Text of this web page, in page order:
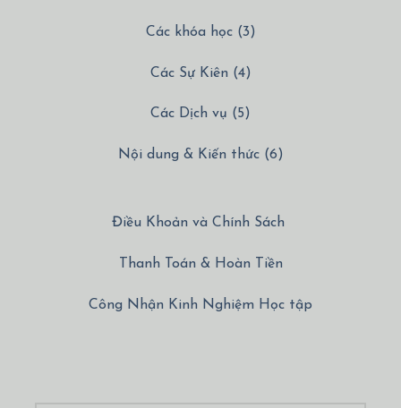
Các khóa học (3)
Các Sự Kiên (4)
Các Dịch vụ (5)
Nội dung & Kiến thức (6)
Điều Khoản và Chính Sách
Thanh Toán & Hoàn Tiền
Công Nhận Kinh Nghiệm Học tập